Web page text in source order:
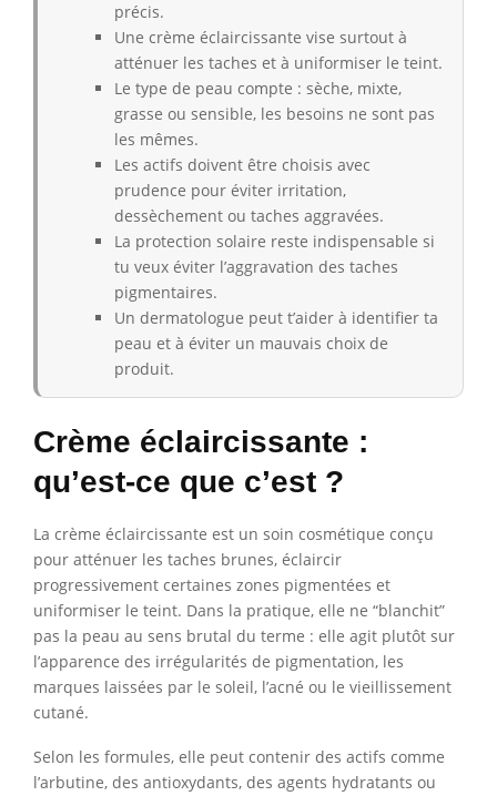
précis.
Une crème éclaircissante vise surtout à
atténuer les taches et à uniformiser le teint.
Le type de peau compte : sèche, mixte,
grasse ou sensible, les besoins ne sont pas
les mêmes.
Les actifs doivent être choisis avec
prudence pour éviter irritation,
dessèchement ou taches aggravées.
La protection solaire reste indispensable si
tu veux éviter l’aggravation des taches
pigmentaires.
Un dermatologue peut t’aider à identifier ta
peau et à éviter un mauvais choix de
produit.
Crème éclaircissante :
qu’est-ce que c’est ?
La crème éclaircissante est un soin cosmétique conçu
pour atténuer les taches brunes, éclaircir
progressivement certaines zones pigmentées et
uniformiser le teint. Dans la pratique, elle ne “blanchit”
pas la peau au sens brutal du terme : elle agit plutôt sur
l’apparence des irrégularités de pigmentation, les
marques laissées par le soleil, l’acné ou le vieillissement
cutané.
Selon les formules, elle peut contenir des actifs comme
l’arbutine, des antioxydants, des agents hydratants ou